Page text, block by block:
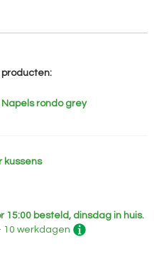
rondo grey
kussens
15:00 besteld, dinsdag in huis.
10 werkdagen